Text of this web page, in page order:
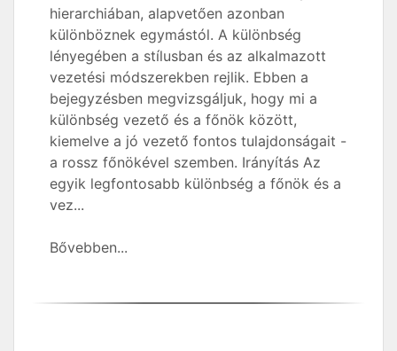
hierarchiában, alapvetően azonban
különböznek egymástól. A különbség
lényegében a stílusban és az alkalmazott
vezetési módszerekben rejlik. Ebben a
bejegyzésben megvizsgáljuk, hogy mi a
különbség vezető és a főnök között,
kiemelve a jó vezető fontos tulajdonságait -
a rossz főnökével szemben. Irányítás Az
egyik legfontosabb különbség a főnök és a
vez...
Bővebben...